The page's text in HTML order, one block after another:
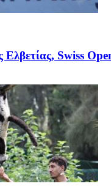
Ελβετίας, Swiss